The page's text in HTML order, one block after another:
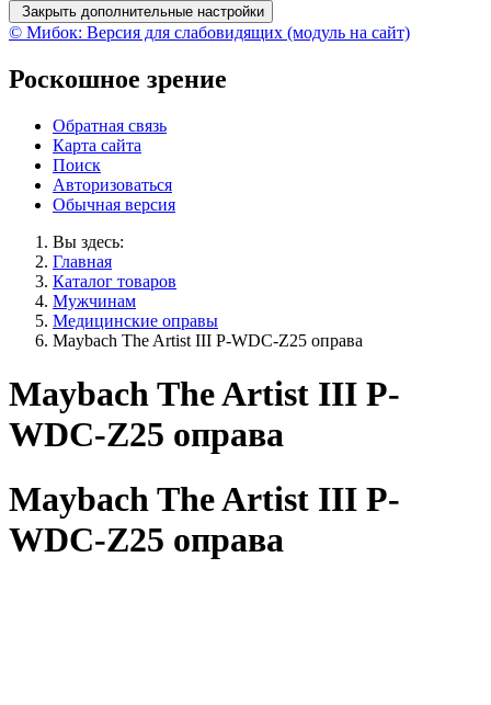
Закрыть дополнительные настройки
© Мибок: Версия для слабовидящих (модуль на сайт)
Роскошное зрение
Обратная связь
Карта сайта
Поиск
Авторизоваться
Обычная версия
Вы здесь:
Главная
Каталог товаров
Мужчинам
Медицинские оправы
Maybach The Artist III P-WDC-Z25 оправа
Maybach The Artist III P-
WDC-Z25 оправа
Maybach The Artist III P-
WDC-Z25 оправа